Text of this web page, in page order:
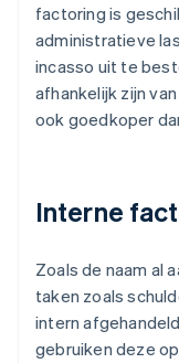
factoring is
administratieve
incasso uit te
afhankelijk zijn
ook goedkoper
Interne
Zoals de naam al
taken zoals
intern
gebruiken deze